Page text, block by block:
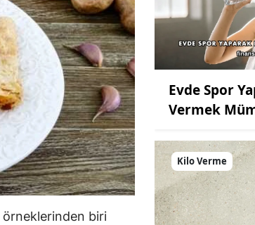
örneklerinden biri
Evde Spor
Vermek
Kilo Verme